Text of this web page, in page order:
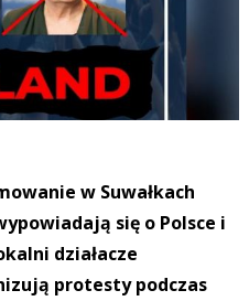
w Suwałkach
się o Polsce i
działacze
protesty podczas